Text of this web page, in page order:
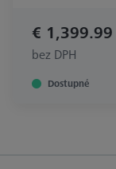
€ 1,399.99
bez DPH
Dostupné